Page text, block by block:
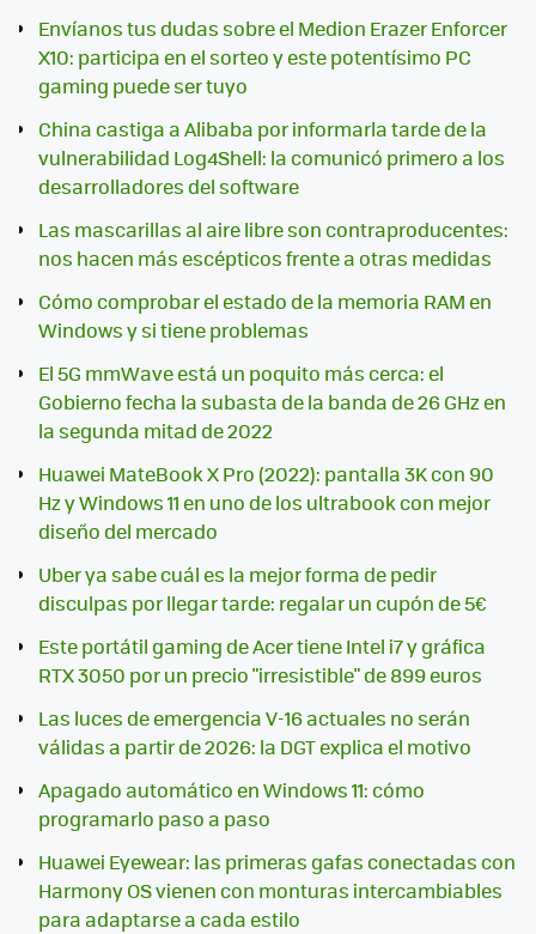
Envíanos tus dudas sobre el Medion Erazer Enforcer
X10: participa en el sorteo y este potentísimo PC
gaming puede ser tuyo
China castiga a Alibaba por informarla tarde de la
vulnerabilidad Log4Shell: la comunicó primero a los
desarrolladores del software
Las mascarillas al aire libre son contraproducentes:
nos hacen más escépticos frente a otras medidas
Cómo comprobar el estado de la memoria RAM en
Windows y si tiene problemas
El 5G mmWave está un poquito más cerca: el
Gobierno fecha la subasta de la banda de 26 GHz en
la segunda mitad de 2022
Huawei MateBook X Pro (2022): pantalla 3K con 90
Hz y Windows 11 en uno de los ultrabook con mejor
diseño del mercado
Uber ya sabe cuál es la mejor forma de pedir
disculpas por llegar tarde: regalar un cupón de 5€
Este portátil gaming de Acer tiene Intel i7 y gráfica
RTX 3050 por un precio "irresistible" de 899 euros
Las luces de emergencia V-16 actuales no serán
válidas a partir de 2026: la DGT explica el motivo
Apagado automático en Windows 11: cómo
programarlo paso a paso
Huawei Eyewear: las primeras gafas conectadas con
Harmony OS vienen con monturas intercambiables
para adaptarse a cada estilo